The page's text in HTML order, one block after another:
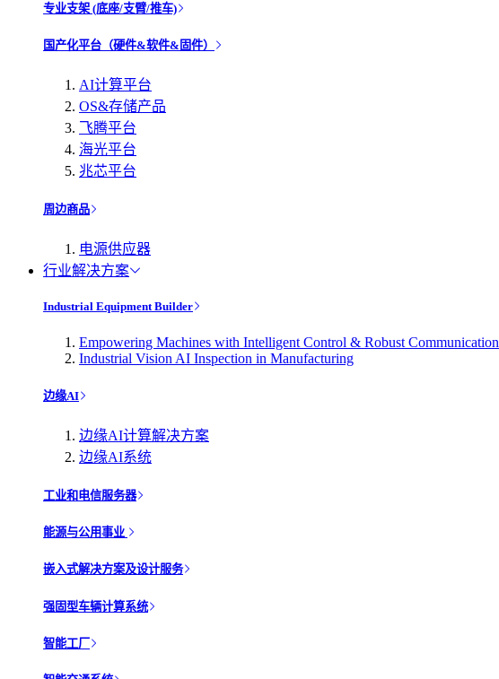
专业支架 (底座/支臂/推车)
国产化平台（硬件&软件&固件）
AI计算平台
OS&存储产品
飞腾平台
海光平台
兆芯平台
周边商品
电源供应器
行业解决方案
Industrial Equipment Builder
Empowering Machines with Intelligent Control & Robust Communication
Industrial Vision AI Inspection in Manufacturing
边缘AI
边缘AI计算解决方案
边缘AI系统
工业和电信服务器
能源与公用事业
嵌入式解决方案及设计服务
强固型车辆计算系统
智能工厂